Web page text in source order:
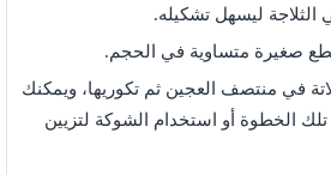
الثلاجة ليسهل تشكيله.
صغيرة متساوية في الحجم.
في منتصف العجين ثم تكوريها، ويمكنك
الخطوة أو استخدام الشوكة لتزيين